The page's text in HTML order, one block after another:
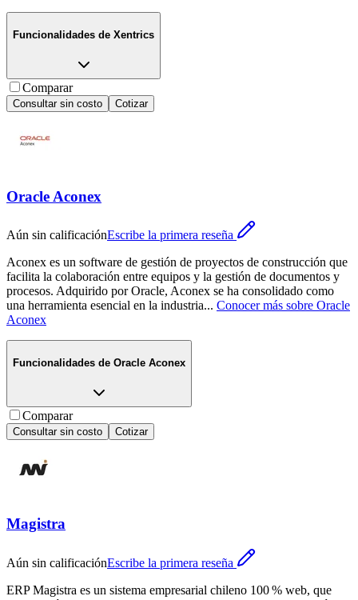
Funcionalidades de Xentrics
Comparar
Consultar sin costo Cotizar
Oracle Aconex
Aún sin calificaciónEscribe la primera reseña
Aconex es un software de gestión de proyectos de construcción que
facilita la colaboración entre equipos y la gestión de documentos y
procesos. Adquirido por Oracle, Aconex se ha consolidado como
una herramienta esencial en la industria... Conocer más sobre Oracle
Aconex
Funcionalidades de Oracle Aconex
Comparar
Consultar sin costo Cotizar
Magistra
Aún sin calificaciónEscribe la primera reseña
ERP Magistra es un sistema empresarial chileno 100 % web, que